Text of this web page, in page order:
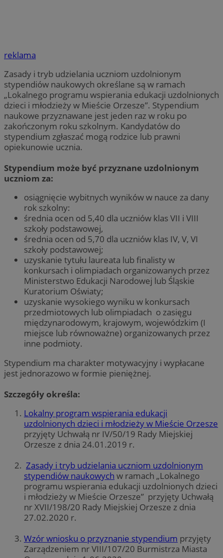
reklama
Zasady i tryb udzielania uczniom uzdolnionym
stypendiów naukowych określane są w ramach
„Lokalnego programu wspierania edukacji uzdolnionych
dzieci i młodzieży w Mieście Orzesze”. Stypendium
naukowe przyznawane jest jeden raz w roku po
zakończonym roku szkolnym. Kandydatów do
stypendium zgłaszać mogą rodzice lub prawni
opiekunowie ucznia.
Stypendium może być przyznane uzdolnionym
uczniom za:
osiągnięcie wybitnych wyników w nauce za dany
rok szkolny:
średnia ocen od 5,40 dla uczniów klas VII i VIII
szkoły podstawowej,
średnia ocen od 5,70 dla uczniów klas IV, V, VI
szkoły podstawowej;
uzyskanie tytułu laureata lub finalisty w
konkursach i olimpiadach organizowanych przez
Ministerstwo Edukacji Narodowej lub Śląskie
Kuratorium Oświaty;
uzyskanie wysokiego wyniku w konkursach
przedmiotowych lub olimpiadach o zasięgu
międzynarodowym, krajowym, wojewódzkim (I
miejsce lub równoważne) organizowanych przez
inne podmioty.
Stypendium ma charakter motywacyjny i wypłacane
jest jednorazowo w formie pieniężnej.
Szczegóły określa:
Lokalny program wspierania edukacji
uzdolnionych dzieci i młodzieży w Mieście Orzesze
przyjęty Uchwałą nr IV/50/19 Rady Miejskiej
Orzesze z dnia 24.01.2019 r.
Zasady i tryb udzielania uczniom uzdolnionym
stypendiów naukowych w ramach „Lokalnego
programu wspierania edukacji uzdolnionych dzieci
i młodzieży w Mieście Orzesze” przyjęty Uchwałą
nr XVII/198/20 Rady Miejskiej Orzesze z dnia
27.02.2020 r.
Wzór wniosku o przyznanie stypendium przyjęty
Zarządzeniem nr VIII/107/20 Burmistrza Miasta